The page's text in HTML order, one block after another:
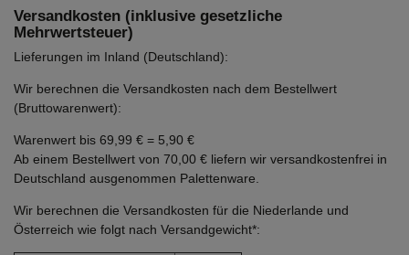
Versandkosten (inklusive gesetzliche
Mehrwertsteuer)
Lieferungen im Inland (Deutschland):
Wir berechnen die Versandkosten nach dem Bestellwert
(Bruttowarenwert):
Warenwert bis 69,99 € = 5,90 €
Ab einem Bestellwert von 70,00 € liefern wir versandkostenfrei in
Deutschland ausgenommen Palettenware.
Wir berechnen die Versandkosten für die Niederlande und
Österreich wie folgt nach Versandgewicht*: